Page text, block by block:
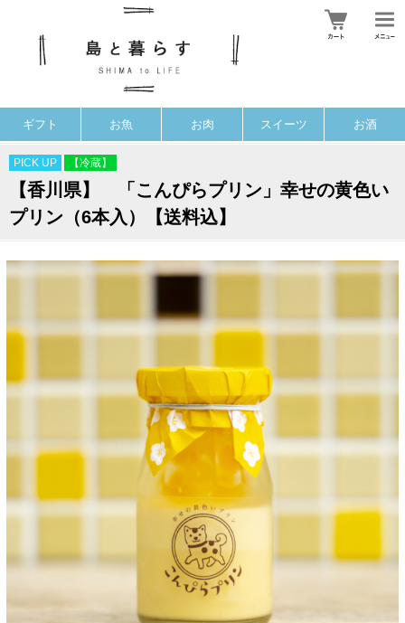
ギフト お魚 お肉 スイーツ お酒
PICK UP 【冷蔵】
【香川県】 「こんぴらプリン」幸せの黄色い
プリン（6本入）【送料込】